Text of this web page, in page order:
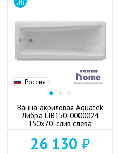
Россия
Ванна акриловая Aquatek
Либра LIB150-0000024
150x70, слив слева
26 130 ₽